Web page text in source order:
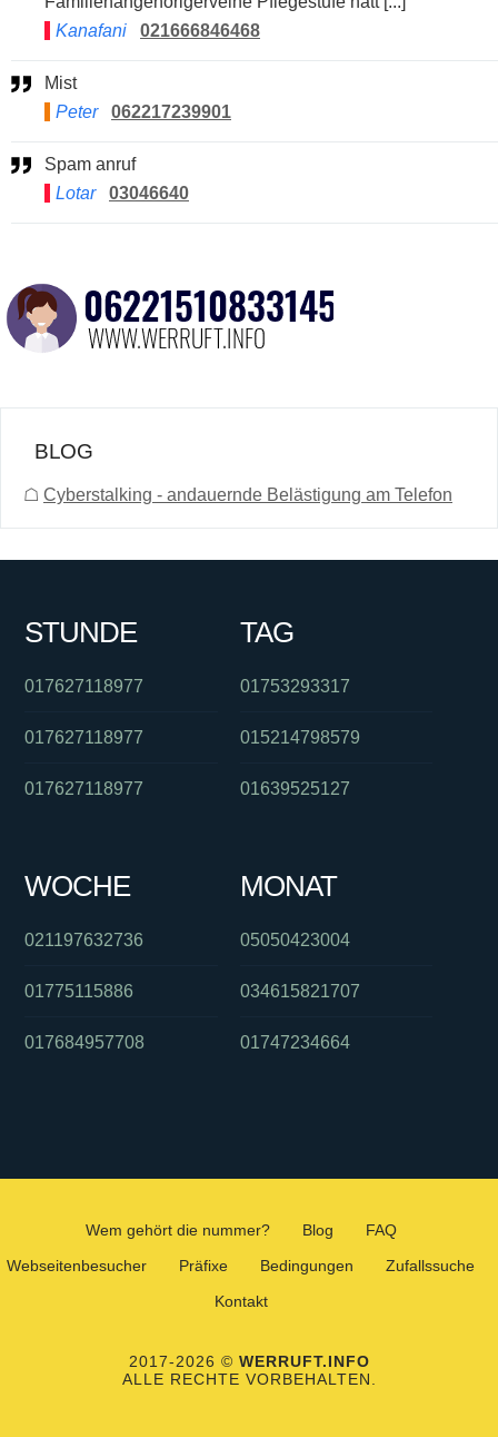
Kanafani
021666846468
Mist
Peter
062217239901
Spam anruf
Lotar
03046640
BLOG
☖ Cyberstalking - andauernde Belästigung am Telefon
STUNDE
017627118977
017627118977
017627118977
TAG
01753293317
015214798579
01639525127
WOCHE
021197632736
01775115886
017684957708
MONAT
05050423004
034615821707
01747234664
Wem gehört die nummer? Blog
FAQ
Webseitenbesucher
Präfixe Bedingungen
Zufallssuche
Kontakt
2017-2026 © WERRUFT.INFO
ALLE RECHTE VORBEHALTEN.